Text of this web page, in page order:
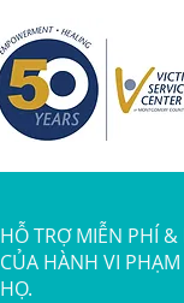
HỖ TRỢ MIỄN PHÍ
CỦA HÀNH VI
HỌ.